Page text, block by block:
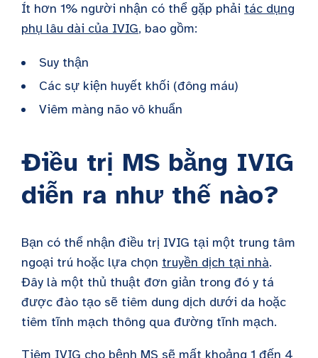
Ít hơn 1% người nhận có thể gặp phải tác dụng
phụ lâu dài của IVIG, bao gồm:
Suy thận
Các sự kiện huyết khối (đông máu)
Viêm màng não vô khuẩn
Điều trị MS bằng IVIG
diễn ra như thế nào?
Bạn có thể nhận điều trị IVIG tại một trung tâm
ngoại trú hoặc lựa chọn truyền dịch tại nhà.
Đây là một thủ thuật đơn giản trong đó y tá
được đào tạo sẽ tiêm dung dịch dưới da hoặc
tiêm tĩnh mạch thông qua đường tĩnh mạch.
Tiêm IVIG cho bệnh MS sẽ mất khoảng 1 đến 4